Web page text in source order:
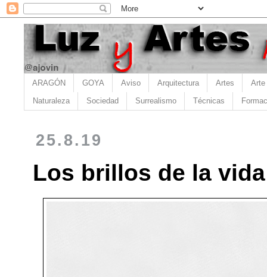
ARAGÓN GOYA Aviso Arquitectura Artes Arte
Naturaleza Sociedad Surrealismo Técnicas
25.8.19
Los brillos de la